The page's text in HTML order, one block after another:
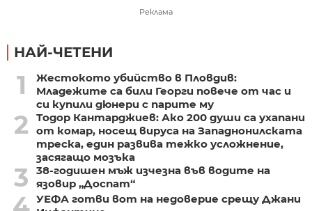
Реклама
НАЙ-ЧЕТЕНИ
1
Жестокото убийство в Пловдив:
Младежите са били Георги повече от час и
си купили дюнери с парите му
2
Тодор Кантарджиев: Ако 200 души са ухапани
от комар, носещ вируса на Западнонилската
треска, един развива тежко усложнение,
засягащо мозъка
3
38-годишен мъж изчезна във водите на
язовир „Доспат“
УЕФА готви вот на недоверие срещу Джани